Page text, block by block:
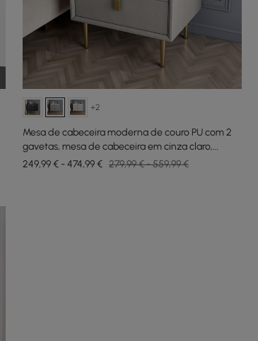
+2
Mesa de cabeceira moderna de couro PU com 2
gavetas, mesa de cabeceira em cinza claro,
conjunto de 2
249,99 € - 474,99 € 279,99 € - 559,99 €